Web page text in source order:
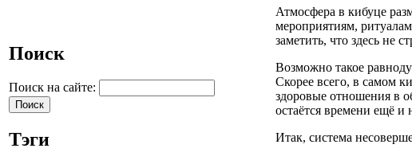
Поиск
Поиск на сайте:
Тэги
Атмосфера в кибуце
мероприятиям,
заметить, что здесь не
Возможно такое
Скорее всего, в самом
здоровые отношения в
остаётся времени ещё и
Итак, система